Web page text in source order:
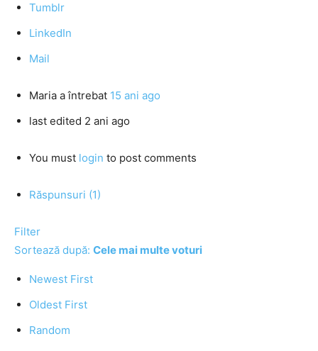
Tumblr
LinkedIn
Mail
Maria a întrebat 15 ani ago
last edited 2 ani ago
You must login to post comments
Răspunsuri (1)
Filter
Sortează după: Cele mai multe voturi
Newest First
Oldest First
Random